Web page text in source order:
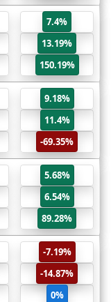
7.4%
13.19%
150.19%
9.18%
11.4%
-69.35%
5.68%
6.54%
89.28%
-7.19%
-14.87%
0%
DOGE/USD
Dogecoin USD
XRP/USD
XRP USD
BNB/USD
BinanceCoin USD
SHIB/USD
SHIBAINU USD